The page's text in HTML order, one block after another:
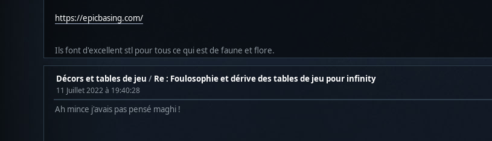
https://epicbasing.com/
Ils font d'excellent stl pour tous ce qui est de faune et flore.
Décors et tables de jeu / Re : Foulosophie et dérive des tables de jeu pour infinity
11 Juillet 2022 à 19:40:28
Ah mince j'avais pas pensé maghi !